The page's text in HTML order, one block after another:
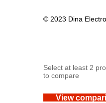
© 2023 Dina
Select at least 2
to compare
View